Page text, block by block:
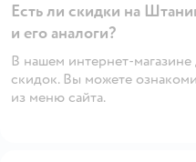
Есть ли скидки на
и его аналоги?
В нашем интернет-
скидок. Вы можете
из меню сайта.